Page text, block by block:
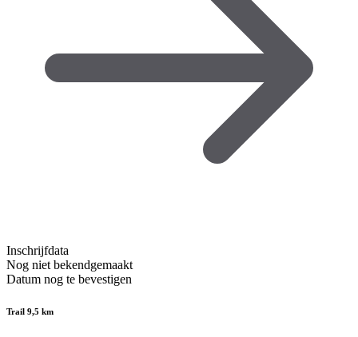
Inschrijfdata
Nog niet bekendgemaakt
Datum nog te bevestigen
Trail 9,5 km